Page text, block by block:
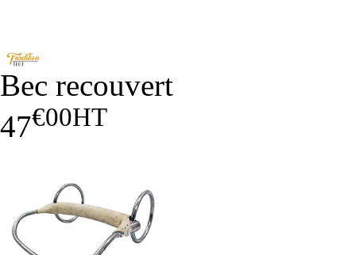
Bec recouvert
47€00HT